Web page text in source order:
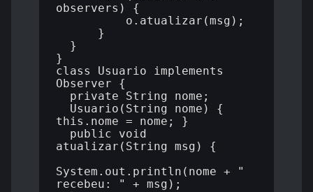
observers) {
}
class Usuario implements
Observer {
this.nome = nome; }
atualizar(String msg) {
System.out.println(nome + "
recebeu: " + msg);